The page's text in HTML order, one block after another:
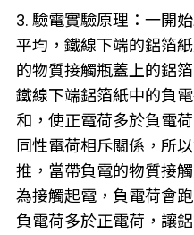
3. 驗電實驗原理：一開
平均，鐵線下端的鋁箔
的物質接觸瓶蓋上的鋁
鐵線下端鋁箔紙中的負
和，使正電荷多於負電
同性電荷相斥關係，所
推，當帶負電的物質接
為接觸起電，負電荷會
負電荷多於正電荷，讓